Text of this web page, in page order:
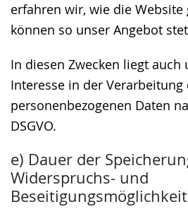
erfahren wir, wie die
können so unser Angebot
In diesen Zwecken liegt auch
Interesse in der Verarbeitung
personenbezogenen Daten
DSGVO.
e) Dauer der
Widerspruchs- und
Beseitigungsmöglichkeit